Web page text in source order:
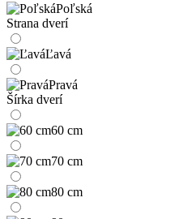
Poľská
Strana dverí
Ľavá
Pravá
Šírka dverí
60 cm
70 cm
80 cm